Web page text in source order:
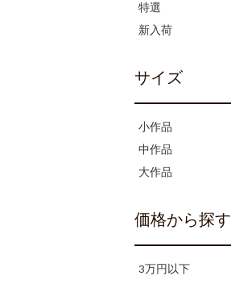
特選
新入荷
サイズ
小作品
中作品
大作品
価格から探す
3万円以下